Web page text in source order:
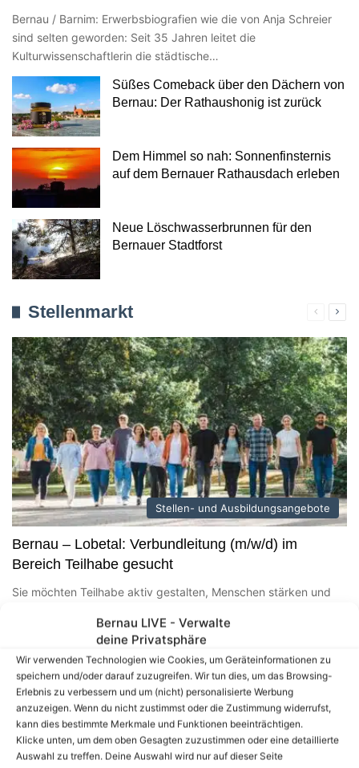
Bernau LIVE - Verwalte
deine Privatsphäre
Wir verwenden Technologien wie Cookies, um Geräteinformationen zu
speichern und/oder darauf zuzugreifen. Wir tun dies, um das Browsing-
Erlebnis zu verbessern und um (nicht) personalisierte Werbung
anzuzeigen. Wenn du nicht zustimmst oder die Zustimmung widerrufst,
kann dies bestimmte Merkmale und Funktionen beeinträchtigen.
Klicke unten, um dem oben Gesagten zuzustimmen oder eine detaillierte
Auswahl zu treffen. Deine Auswahl wird nur auf dieser Seite
Bernau / Barnim: Erwerbsbiografien wie die von Anja Schreier
sind selten geworden: Seit 35 Jahren leitet die
Kulturwissenschaftlerin die städtische…
Süßes Comeback über den Dächern von
Bernau: Der Rathaushonig ist zurück
Dem Himmel so nah: Sonnenfinsternis
auf dem Bernauer Rathausdach erleben
Neue Löschwasserbrunnen für den
Bernauer Stadtforst
Stellenmarkt
Verherige
Stellen- und Ausbildungsangebote
Bernau – Lobetal: Verbundleitung (m/w/d) im
Bereich Teilhabe gesucht
Sie möchten Teilhabe aktiv gestalten, Menschen stärken und
Dann freuen wir uns auf…
Wandlitz: Koordination therapeutische
Prozesse / Stellv. Leitung Wohnverbund
gesucht!
Gemeinde Wandlitz: Sachbearbeiter/in
Gebäudemanagement (m/w/d)